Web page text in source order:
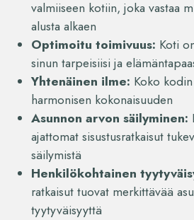
valmiiseen kotiin, joka vastaa
alusta alkaen
Optimoitu toimivuus: Koti
sinun tarpeisiisi ja
Yhtenäinen ilme: Koko
harmonisen kokonaisuuden
Asunnon arvon säilyminen:
ajattomat sisustusratkaisut
säilymistä
Henkilökohtainen
ratkaisut tuovat merkittävää
tyytyväisyyttä